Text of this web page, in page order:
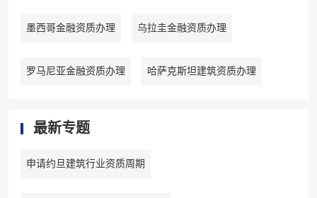
墨西哥金融资质办理 乌拉圭金融资质办理
罗马尼亚金融资质办理 哈萨克斯坦建筑资质办理
最新专题
申请约旦建筑行业资质周期